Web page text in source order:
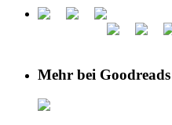
Mehr bei Goodreads